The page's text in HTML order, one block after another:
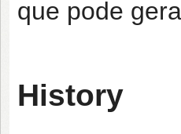
que pode
History